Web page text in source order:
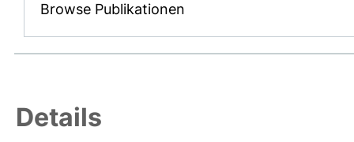
Browse Publikationen
Details